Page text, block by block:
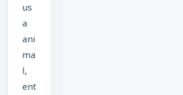
us
a
ani
ma
l,
ent